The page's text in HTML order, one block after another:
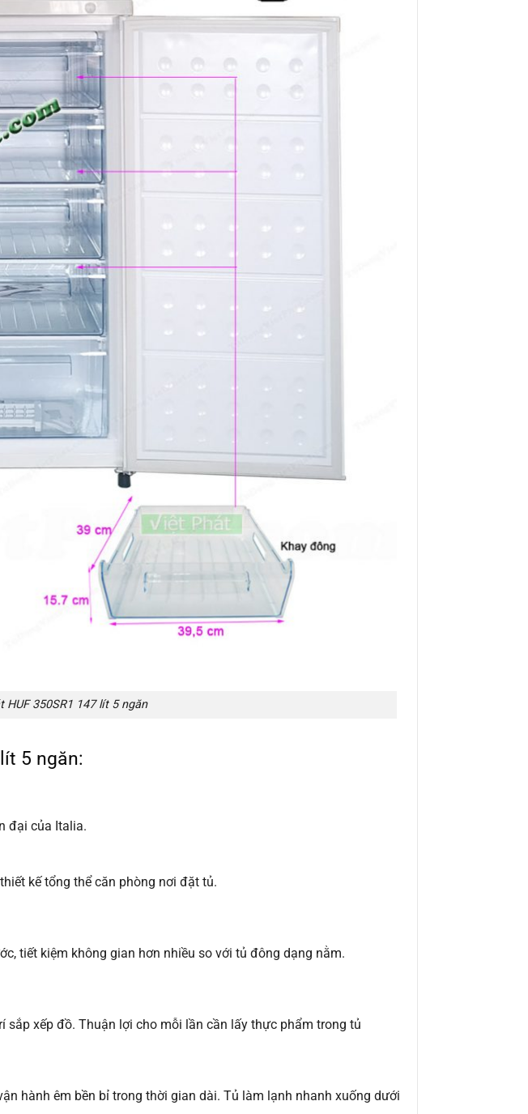
350SR1 147 lít 5 ngăn
5 ngăn:
đại của Italia.
kế tổng thể căn phòng nơi đặt tủ.
tiết kiệm không gian hơn nhiều so với tủ đông dạng nằm.
sắp xếp đồ. Thuận lợi cho mỗi lần cần lấy thực phẩm trong tủ
hành êm bền bỉ trong thời gian dài. Tủ làm lạnh nhanh xuống dưới